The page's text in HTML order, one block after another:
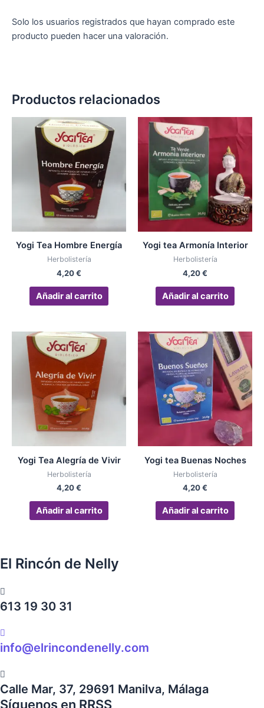
Solo los usuarios registrados que hayan comprado este
producto pueden hacer una valoración.
Productos relacionados
Yogi Tea Hombre Energía
Herbolistería
4,20€
Añadir al carrito
Yogi tea Armonía Interior
Herbolistería
4,20€
Añadir al carrito
Yogi Tea Alegría de Vivir
Herbolistería
4,20€
Añadir al carrito
Yogi tea Buenas Noches
Herbolistería
4,20€
Añadir al carrito
El Rincón de Nelly
613 19 30 31
info@elrincondenelly.com
Calle Mar, 37, 29691 Manilva, Málaga
Síguenos en RRSS